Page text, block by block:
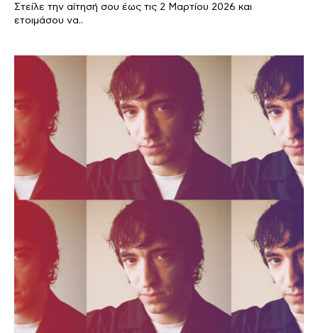
Στείλε την αίτησή σου έως τις 2 Μαρτίου 2026 και
ετοιμάσου να..